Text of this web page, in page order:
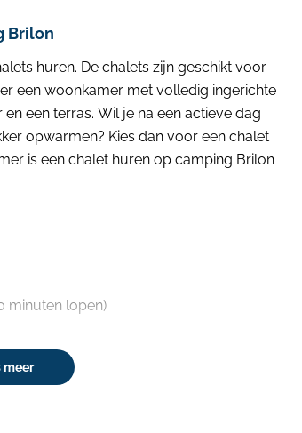
Brilon
huren. De chalets zijn geschikt voor
een woonkamer met volledig ingerichte
een terras. Wil je na een actieve dag
opwarmen? Kies dan voor een chalet
is een chalet huren op camping Brilon
minuten lopen)
meer